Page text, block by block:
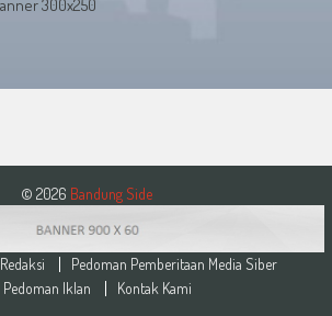
© 2026 Bandung Side
Redaksi
Pedoman Pemberitaan Media Siber
Pedoman Iklan
Kontak Kami